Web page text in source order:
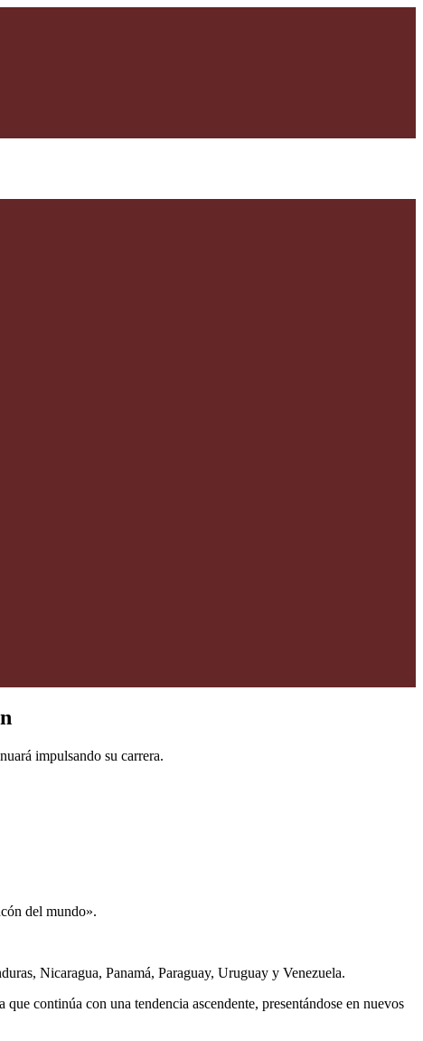
impulsando su carrera.
del mundo».
Nicaragua, Panamá, Paraguay, Uruguay y Venezuela.
continúa con una tendencia ascendente, presentándose en nuevos